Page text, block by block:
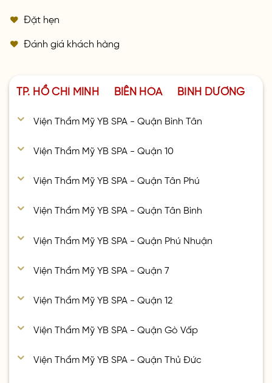
Đặt hẹn
Đánh giá khách hàng
TP. HỒ CHÍ MINH BIÊN HÒA BÌNH DƯƠNG
Viện Thẩm Mỹ YB SPA - Quận Bình Tân
Viện Thẩm Mỹ YB SPA - Quận 10
Viện Thẩm Mỹ YB SPA - Quận Tân Phú
Viện Thẩm Mỹ YB SPA - Quận Tân Bình
Viện Thẩm Mỹ YB SPA - Quận Phú Nhuận
Viện Thẩm Mỹ YB SPA - Quận 7
Viện Thẩm Mỹ YB SPA - Quận 12
Viện Thẩm Mỹ YB SPA - Quận Gò Vấp
Viện Thẩm Mỹ YB SPA - Quận Thủ Đức